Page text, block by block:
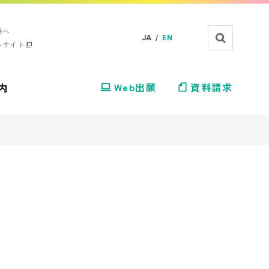
イト
JA / EN
Web出願 資料請求